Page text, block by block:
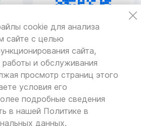
cookie для анализа
сайте с целью
сайта,
и обслуживания
просмотр страниц этого
условия его
подробные сведения
в нашей Политике в
данных.
Николая Корыткова, 17А
Сб-Вс с 10:00 до 19:00
Информация сайта защищена законом
— «SeoOlimp»